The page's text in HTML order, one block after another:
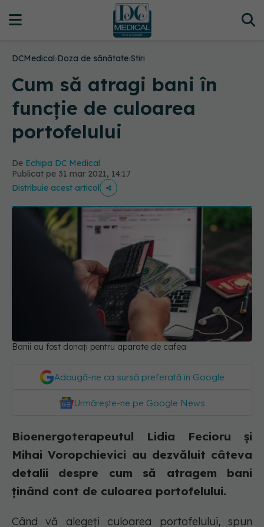
DCMedical›Doza de sănătate›Stiri
Cum să atragi bani în
funcție de culoarea
portofelului
De Echipa DC Medical
Publicat pe 31 mar 2021, 14:17
Distribuie acest articol
Banii au fost donați pentru aparate de cafea
Adaugă-ne ca sursă preferată în Google
Urmărește-ne pe Google News
Bioenergoterapeutul Lidia Fecioru și
Mihai Voropchievici au dezvăluit câteva
detalii despre cum să atragem bani
ținând cont de culoarea portofelului.
Când vă alegeți culoarea portofelului, spun